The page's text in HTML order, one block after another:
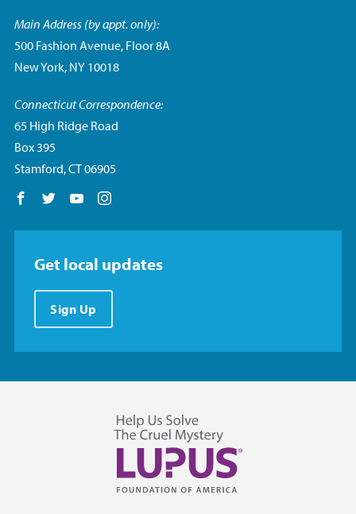
Main Address (by appt. only):
500 Fashion Avenue, Floor 8A
New York, NY 10018
Connecticut Correspondence:
65 High Ridge Road
Box 395
Stamford, CT 06905
Follow us on Facebook
Follow us on Twitter
Follow us on YouTube
Get local updates
Sign Up